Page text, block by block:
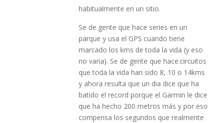
habitualmente en un sitio.
Se de gente que hace series en un
parque y usa el GPS cuando tiene
marcado los kms de toda la vida (y eso
no varia). Se de gente que hace.circuitos
que toda la vida han sido 8, 10 o 14kms
y ahora resulta que un dia dice que ha
batido el record porque el Garmin le dice
que ha hecho 200 metros más y por eso
compensa los segundos que realmente